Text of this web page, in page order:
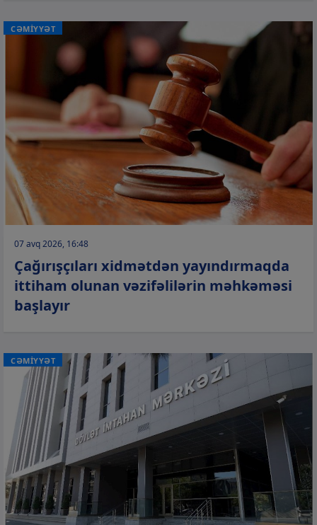
CƏMİYYƏT
07 avq 2026, 16:48
Çağırışçıları xidmətdən yayındırmaqda
ittiham olunan vəzifəlilərin məhkəməsi
başlayır
CƏMİYYƏT